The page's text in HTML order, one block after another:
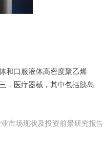
和口服液体高密度聚乙烯
，医疗器械，其中包括胰岛
市场现状及投资前景研究报告